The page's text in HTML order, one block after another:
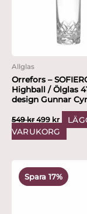
Kampanjer
Värdering
Allglas
Orrefors –
Highball / Ölglas
design Gunnar
549kr 499 kr
VARUKORG
Spara 17%
ursprungliga